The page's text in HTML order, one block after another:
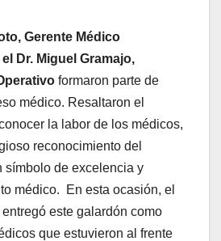
Gerente Médico
Dr. Miguel Gramajo,
formaron parte de
médico. Resaltaron el
la labor de los médicos,
reconocimiento del
símbolo de excelencia y
médico. En esta ocasión, el
este galardón como
que estuvieron al frente